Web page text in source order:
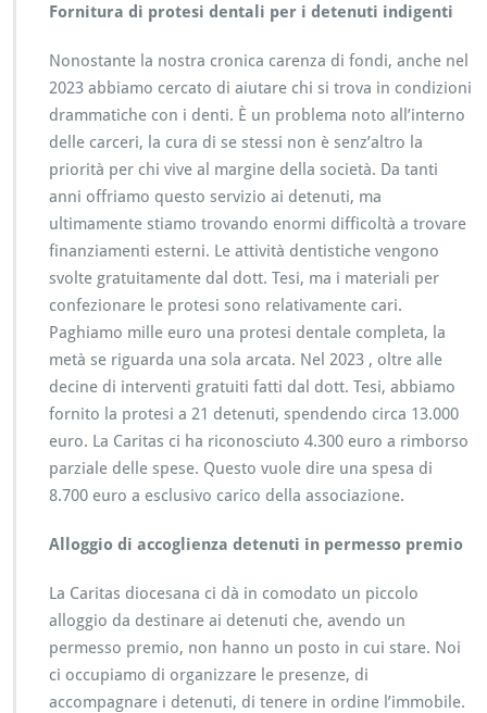
Fornitura di protesi dentali per i detenuti indigenti
Nonostante la nostra cronica carenza di fondi, anche nel
2023 abbiamo cercato di aiutare chi si trova in condizioni
drammatiche con i denti. È un problema noto all’interno
delle carceri, la cura di se stessi non è senz’altro la
priorità per chi vive al margine della società. Da tanti
anni offriamo questo servizio ai detenuti, ma
ultimamente stiamo trovando enormi difficoltà a trovare
finanziamenti esterni. Le attività dentistiche vengono
svolte gratuitamente dal dott. Tesi, ma i materiali per
confezionare le protesi sono relativamente cari.
Paghiamo mille euro una protesi dentale completa, la
metà se riguarda una sola arcata. Nel 2023 , oltre alle
decine di interventi gratuiti fatti dal dott. Tesi, abbiamo
fornito la protesi a 21 detenuti, spendendo circa 13.000
euro. La Caritas ci ha riconosciuto 4.300 euro a rimborso
parziale delle spese. Questo vuole dire una spesa di
8.700 euro a esclusivo carico della associazione.
Alloggio di accoglienza detenuti in permesso premio
La Caritas diocesana ci dà in comodato un piccolo
alloggio da destinare ai detenuti che, avendo un
permesso premio, non hanno un posto in cui stare. Noi
ci occupiamo di organizzare le presenze, di
accompagnare i detenuti, di tenere in ordine l’immobile.